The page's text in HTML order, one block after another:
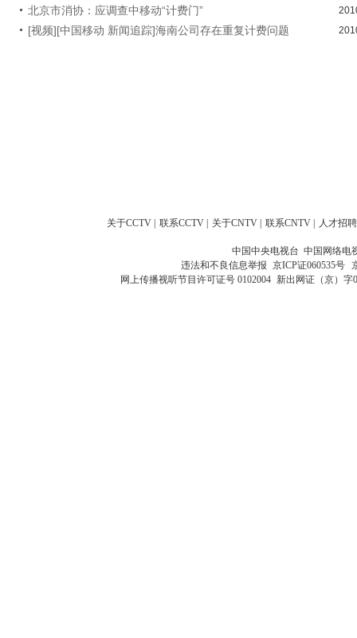
北京市消协：应调查中移动“计费门”
[视频][中国移动 新闻追踪]海南公司存在重复计费问题
关于CCTV | 联系CCTV | 关于CNTV | 联系CNTV | 人才招聘
中国中央电视台 中国网络电
违法和不良信息举报 京ICP证060535号
网上传播视听节目许可证号 0102004 新出网证（京）